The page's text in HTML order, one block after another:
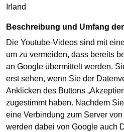
Irland
Beschreibung und Umfang
Die Youtube-Videos sind mit
um zu vermeiden, dass bereits
an Google übermittelt werden.
erst sehen, wenn Sie der
Anklicken des Buttons
zugestimmt haben. Nachdem
eine Verbindung zum Server
werden dabei von Google auch